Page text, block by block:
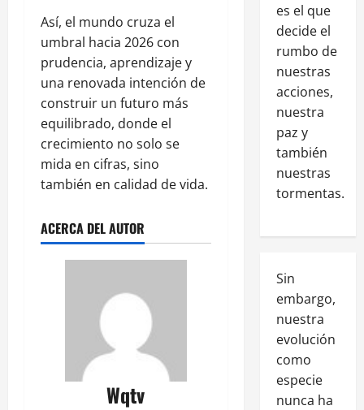
Así, el mundo cruza el
umbral hacia 2026 con
prudencia, aprendizaje y
una renovada intención de
construir un futuro más
equilibrado, donde el
crecimiento no solo se
mida en cifras, sino
también en calidad de vida.
ACERCA DEL AUTOR
Wqtv
es el que
decide el
rumbo de
nuestras
acciones,
nuestra
paz y
también
nuestras
tormentas.
Sin
embargo,
nuestra
evolución
como
especie
nunca ha